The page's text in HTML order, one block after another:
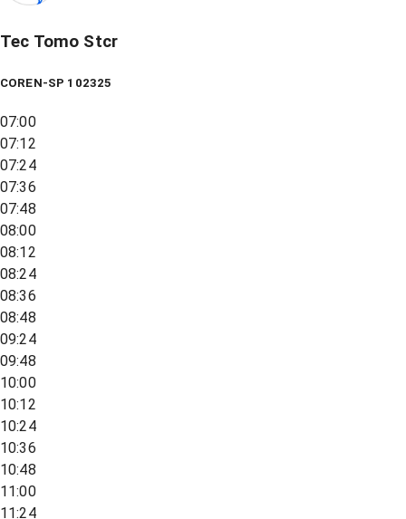
Tec Tomo Stcr
COREN-SP 102325
07:00
07:12
07:24
07:36
07:48
08:00
08:12
08:24
08:36
08:48
09:24
09:48
10:00
10:12
10:24
10:36
10:48
11:00
11:24